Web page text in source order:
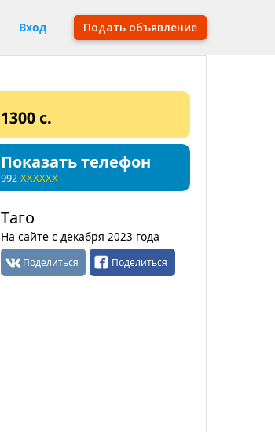
Вход Подать объявление
1300 c.
Показать телефон
992 XXXXXX
Таго
На сайте с декабря 2023 года
Поделиться Поделиться